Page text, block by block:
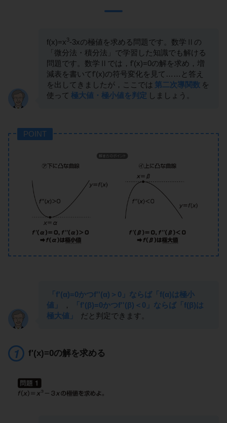
f(x)=x3-3xの極値を求める問題です。数学Ⅱの
「微分法・積分法」で学習した知識でも解ける
問題です。数学Ⅱでは，f'(x)=0の解を求め，増
減表を書いてf'(x)の符号変化を見て……と答え
を出してきましたが，ここでは 第二次導関数 を
使って 極大値・極小値を判定 しましょう。
POINT
「f'(α)=0かつf''(α)＞0」ならば「f(α)は極小
値」
，
「f'(β)=0かつf''(β)＜0」ならば「f(β)は
極大値」
だと判定できます。
f'(x)=0の解を求める